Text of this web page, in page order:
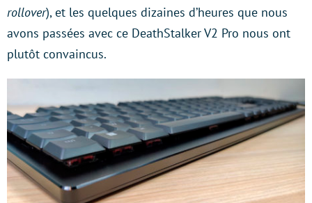
rollover), et les quelques dizaines d’heures que nous
avons passées avec ce DeathStalker V2 Pro nous ont
plutôt convaincus.